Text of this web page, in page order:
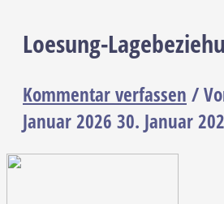
Loesung-
Kommentar verfassen /
Januar 2026 30. Januar